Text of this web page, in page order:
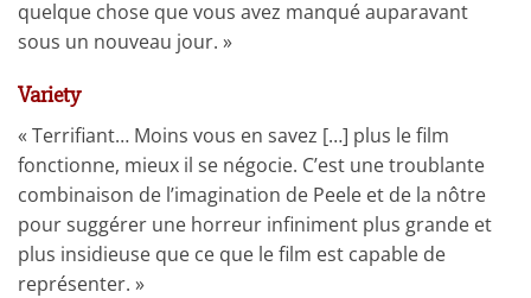
quelque chose que vous avez manqué auparavant
sous un nouveau jour. »
Variety
« Terrifiant… Moins vous en savez […] plus le film
fonctionne, mieux il se négocie. C’est une troublante
combinaison de l’imagination de Peele et de la nôtre
pour suggérer une horreur infiniment plus grande et
plus insidieuse que ce que le film est capable de
représenter. »